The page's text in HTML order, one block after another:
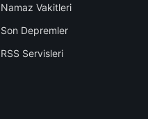
Namaz Vakitleri
Son Depremler
RSS Servisleri